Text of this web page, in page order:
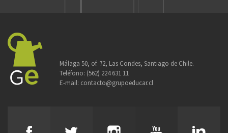
Málaga 50, of. 72, Las Condes, Santiago de Chile.
Teléfono: (562) 224 631 11
E-mail: contacto@grupoeducar.cl